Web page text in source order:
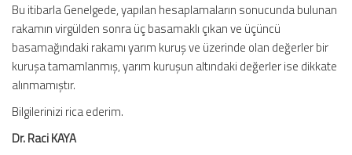
Bu itibarla Genelgede, yapılan hesaplamaların sonucunda bulunan
rakamın virgülden sonra üç basamaklı çıkan ve üçüncü
basamağındaki rakamı yarım kuruş ve üzerinde olan değerler bir
kuruşa tamamlanmış, yarım kuruşun altındaki değerler ise dikkate
alınmamıştır.
Bilgilerinizi rica ederim.
Dr. Raci KAYA